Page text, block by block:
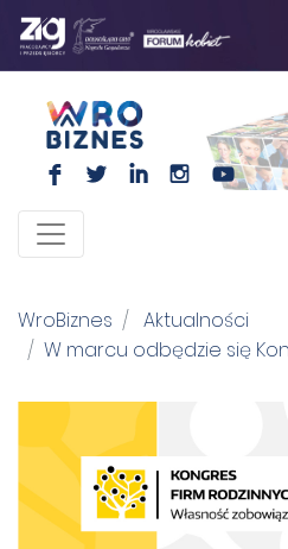
F L I I
WroBiznes
Aktualności
W marcu odbędzie się